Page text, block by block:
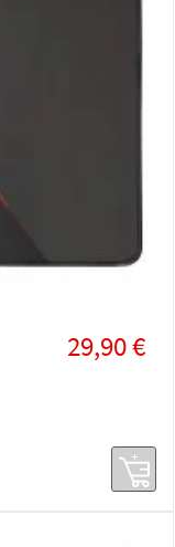
29,90 €